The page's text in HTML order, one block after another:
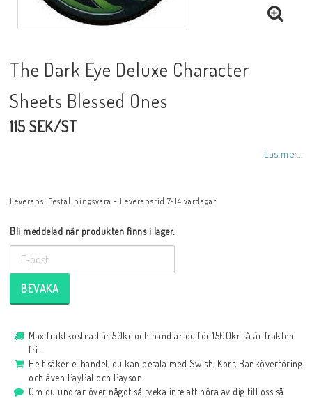
The Dark Eye Deluxe Character
Sheets Blessed Ones
115 SEK/ST
Läs mer...
Leverans: Beställningsvara - Leveranstid 7-14 vardagar.
Bli meddelad när produkten finns i lager.
BEVAKA
Max fraktkostnad är 50kr och handlar du för 1500kr så är frakten
fri.
Helt säker e-handel, du kan betala med Swish, Kort, Banköverföring
och även PayPal och Payson.
Om du undrar över något så tveka inte att höra av dig till oss så